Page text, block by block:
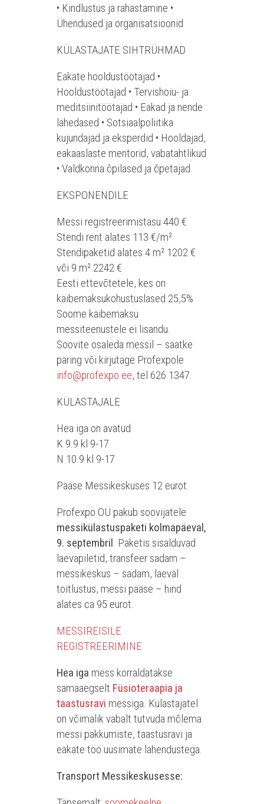
• Kindlustus ja rahastamine •
Ühendused ja organisatsioonid
KÜLASTAJATE SIHTRÜHMAD
Eakate hooldustöötajad •
Hooldustöötajad • Tervishoiu- ja
meditsiinitöötajad • Eakad ja nende
lähedased • Sotsiaalpoliitika
kujundajad ja eksperdid • Hooldajad,
eakaaslaste mentorid, vabatahtlikud
• Valdkonna õpilased ja õpetajad.
EKSPONENDILE
Messi registreerimistasu 440 €
Stendi rent alates 113 €/m²
Stendipaketid alates 4 m² 1202 €
või 9 m² 2242 €
Eesti ettevõtetele, kes on
käibemaksukohustuslased 25,5%
Soome käibemaksu
messiteenustele ei lisandu.
Soovite osaleda messil – saatke
päring või kirjutage Profexpole
info@profexpo.ee, tel 626 1347.
KÜLASTAJALE
Hea iga on avatud
K 9.9 kl 9-17
N 10.9 kl 9-17
Pääse Messikeskuses 12 eurot.
Profexpo OÜ pakub soovijatele
messikülastuspaketi kolmapäeval,
9. septembril. Paketis sisalduvad
laevapiletid, transfeer sadam –
messikeskus – sadam, laeval
toitlustus, messi pääse – hind
alates ca 95 eurot.
MESSIREISILE
REGISTREERIMINE
Hea iga mess korraldatakse
samaaegselt Füsioteraapia ja
taastusravi messiga. Külastajatel
on võimalik vabalt tutvuda mõlema
messi pakkumiste, taastusravi ja
eakate töö uusimate lahendustega.
Transport Messikeskusesse: